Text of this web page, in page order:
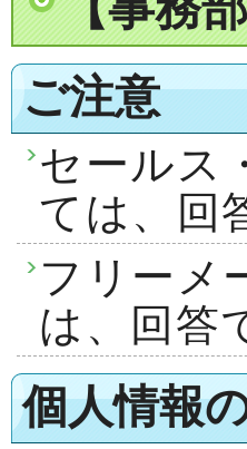
ご注意
セールス
ては、回
フリーメ
は、回答
個人情報